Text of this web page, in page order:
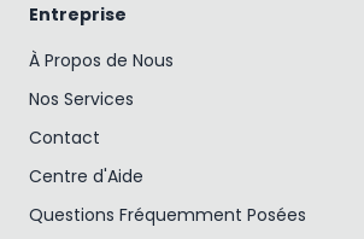
Entreprise
À Propos de Nous
Nos Services
Contact
Centre d'Aide
Questions Fréquemment Posées